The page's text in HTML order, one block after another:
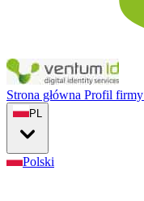
Strona główna Profil firmy
PL
Polski